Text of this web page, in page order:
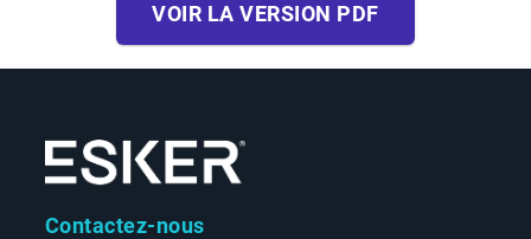
VOIR LA VERSION PDF
Contactez-nous